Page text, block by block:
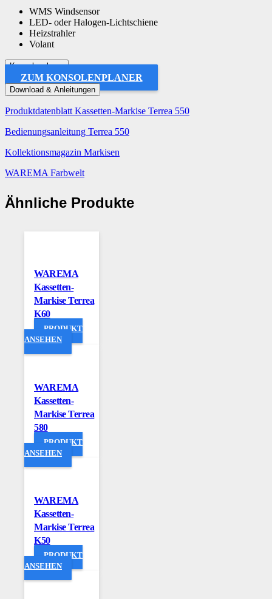
WMS Windsensor
LED- oder Halogen-Lichtschiene
Heizstrahler
Volant
Konsolenplaner
ZUM KONSOLENPLANER
Download & Anleitungen
Produktdatenblatt Kassetten-Markise Terrea 550
Bedienungsanleitung Terrea 550
Kollektionsmagazin Markisen
WAREMA Farbwelt
Ähnliche Produkte
WAREMA
Kassetten-
Markise Terrea
K60
PRODUKT
ANSEHEN
WAREMA
Kassetten-
Markise Terrea
580
PRODUKT
ANSEHEN
WAREMA
Kassetten-
Markise Terrea
K50
PRODUKT
ANSEHEN